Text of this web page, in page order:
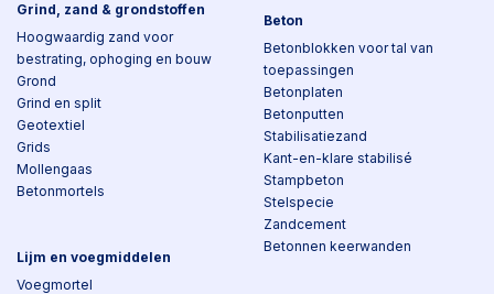
Grind, zand & grondstoffen
Hoogwaardig zand voor
bestrating, ophoging en bouw
Grond
Grind en split
Geotextiel
Grids
Mollengaas
Betonmortels
Lijm en voegmiddelen
Voegmortel
Beton
Betonblokken voor tal van
toepassingen
Betonplaten
Betonputten
Stabilisatiezand
Kant-en-klare stabilisé
Stampbeton
Stelspecie
Zandcement
Betonnen keerwanden